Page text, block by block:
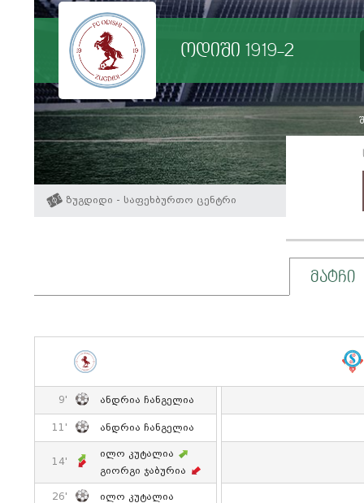
ოდიში 1919-2
ზუგდიდი - საფეხბურთო ცენტრი
მატჩი
9' Ანდრია Ჩანგელია
11' Ანდრია Ჩანგელია
14'
Ილო Კუტალია
Გიორგი Ჯაბურია
26' Ილო Კუტალია